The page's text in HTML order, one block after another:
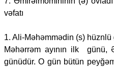
vəfatı
1. Ali-Məhəmmədin (s) hüznlü
Məhərrəm ayının ilk günü,
günüdür. O gün bütün